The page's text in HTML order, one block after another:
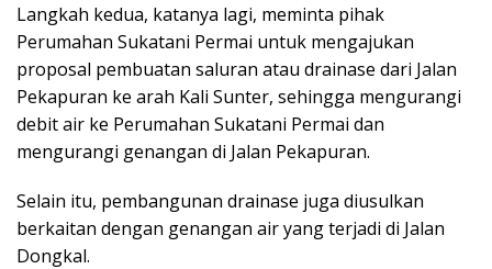
Langkah kedua, katanya lagi, meminta pihak
Perumahan Sukatani Permai untuk mengajukan
proposal pembuatan saluran atau drainase dari Jalan
Pekapuran ke arah Kali Sunter, sehingga mengurangi
debit air ke Perumahan Sukatani Permai dan
mengurangi genangan di Jalan Pekapuran.
Selain itu, pembangunan drainase juga diusulkan
berkaitan dengan genangan air yang terjadi di Jalan
Dongkal.